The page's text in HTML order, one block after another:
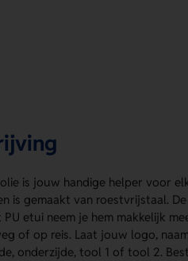
is jouw handige helper voor
is gemaakt van roestvrijstaal.
etui neem je hem makkelijk
of op reis. Laat jouw logo,
onderzijde, tool 1 of tool 2.